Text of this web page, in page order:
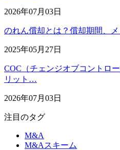
2026年07月03日
のれん償却とは？償却期間、
2025年05月27日
COC（チェンジオブコントロ
リット…
2026年07月03日
注目のタグ
M&A
M&Aスキーム